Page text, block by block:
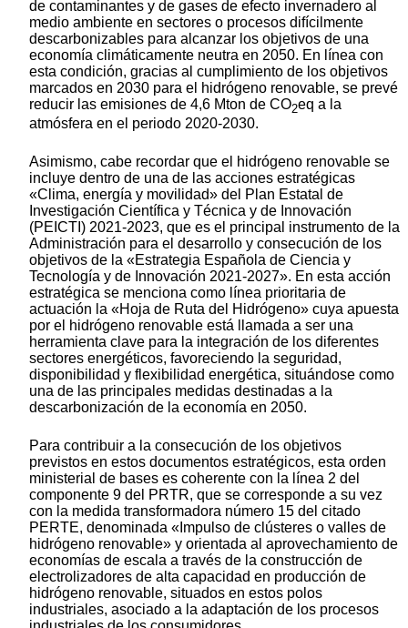
de contaminantes y de gases de efecto invernadero al
medio ambiente en sectores o procesos difícilmente
descarbonizables para alcanzar los objetivos de una
economía climáticamente neutra en 2050. En línea con
esta condición, gracias al cumplimiento de los objetivos
marcados en 2030 para el hidrógeno renovable, se prevé
reducir las emisiones de 4,6 Mton de CO2eq a la
atmósfera en el periodo 2020-2030.
Asimismo, cabe recordar que el hidrógeno renovable se
incluye dentro de una de las acciones estratégicas
«Clima, energía y movilidad» del Plan Estatal de
Investigación Científica y Técnica y de Innovación
(PEICTI) 2021-2023, que es el principal instrumento de la
Administración para el desarrollo y consecución de los
objetivos de la «Estrategia Española de Ciencia y
Tecnología y de Innovación 2021-2027». En esta acción
estratégica se menciona como línea prioritaria de
actuación la «Hoja de Ruta del Hidrógeno» cuya apuesta
por el hidrógeno renovable está llamada a ser una
herramienta clave para la integración de los diferentes
sectores energéticos, favoreciendo la seguridad,
disponibilidad y flexibilidad energética, situándose como
una de las principales medidas destinadas a la
descarbonización de la economía en 2050.
Para contribuir a la consecución de los objetivos
previstos en estos documentos estratégicos, esta orden
ministerial de bases es coherente con la línea 2 del
componente 9 del PRTR, que se corresponde a su vez
con la medida transformadora número 15 del citado
PERTE, denominada «Impulso de clústeres o valles de
hidrógeno renovable» y orientada al aprovechamiento de
economías de escala a través de la construcción de
electrolizadores de alta capacidad en producción de
hidrógeno renovable, situados en estos polos
industriales, asociado a la adaptación de los procesos